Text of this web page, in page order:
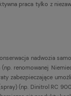
praca tylko z
nadwozia
(np. renomowanej
zabezpieczające
(np. Dinitrol RC